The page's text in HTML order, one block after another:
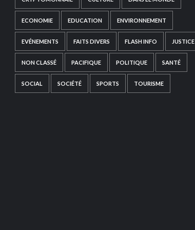
ECONOMIE EDUCATION ENVIRONNEMENT
EVÉNEMENTS FAITS DIVERS FLASH INFO JUSTICE
NON CLASSÉ PACIFIQUE POLITIQUE SANTÉ
SOCIAL SOCIÉTÉ SPORTS TOURISME